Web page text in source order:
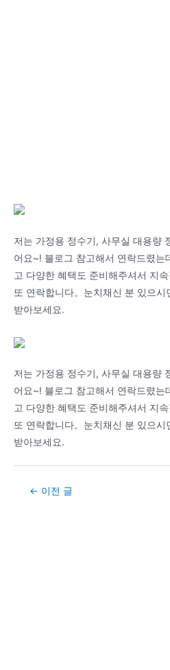
저는 가정용 정수기, 사무실 대용량
어요~! 블로그 참고해서 연락드렸는
고 다양한 혜택도 준비해주셔서 지
또 연락합니다。눈치채신 분 있으
받아보세요.
저는 가정용 정수기, 사무실 대용량
어요~! 블로그 참고해서 연락드렸는
고 다양한 혜택도 준비해주셔서 지
또 연락합니다。눈치채신 분 있으
받아보세요.
Post← 이전 글